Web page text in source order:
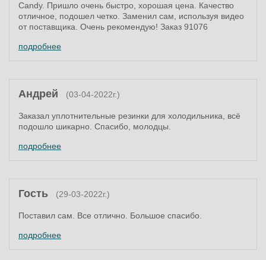
Candy. Пришло очень быстро, хорошая цена. Качество
отличное, подошел четко. Заменил сам, используя видео
от поставщика. Очень рекомендую! Заказ 91076
подробнее
Андрей (03-04-2022г.)
Заказал уплотнительные резинки для холодильника, всё
подошло шикарно. Спасибо, молодцы.
подробнее
Гость (29-03-2022г.)
Поставил сам. Все отлично. Большое спасибо.
подробнее